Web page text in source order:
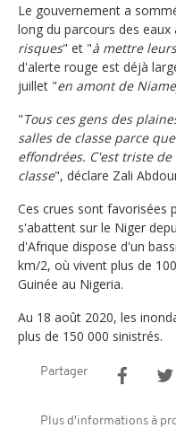
Le gouvernement a
long du parcours des eaux
risques" et "à mettre
d'alerte rouge est déjà
juillet "en amont de
"Tous ces gens des
salles de classe parce
effondrées. C'est triste
classe", déclare Zali
Ces crues sont favorisées
s'abattent sur le Niger
d'Afrique dispose d'un
km/2, où vivent plus de
Guinée au Nigeria.
Au 18 août 2020, les
plus de 150 000 sinistrés.
Partager
Plus d'informations à